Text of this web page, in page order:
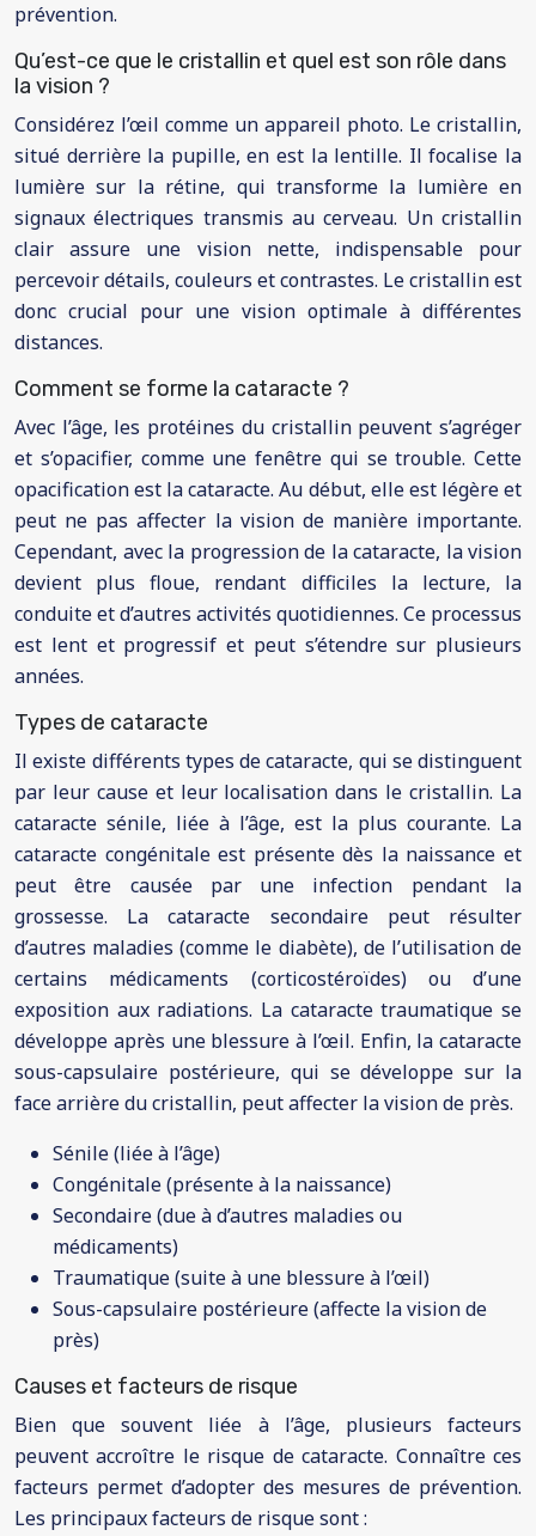
prévention.
Qu’est-ce que le cristallin et quel est son rôle dans
la vision ?
Considérez l’œil comme un appareil photo. Le cristallin,
situé derrière la pupille, en est la lentille. Il focalise la
lumière sur la rétine, qui transforme la lumière en
signaux électriques transmis au cerveau. Un cristallin
clair assure une vision nette, indispensable pour
percevoir détails, couleurs et contrastes. Le cristallin est
donc crucial pour une vision optimale à différentes
distances.
Comment se forme la cataracte ?
Avec l’âge, les protéines du cristallin peuvent s’agréger
et s’opacifier, comme une fenêtre qui se trouble. Cette
opacification est la cataracte. Au début, elle est légère et
peut ne pas affecter la vision de manière importante.
Cependant, avec la progression de la cataracte, la vision
devient plus floue, rendant difficiles la lecture, la
conduite et d’autres activités quotidiennes. Ce processus
est lent et progressif et peut s’étendre sur plusieurs
années.
Types de cataracte
Il existe différents types de cataracte, qui se distinguent
par leur cause et leur localisation dans le cristallin. La
cataracte sénile, liée à l’âge, est la plus courante. La
cataracte congénitale est présente dès la naissance et
peut être causée par une infection pendant la
grossesse. La cataracte secondaire peut résulter
d’autres maladies (comme le diabète), de l’utilisation de
certains médicaments (corticostéroïdes) ou d’une
exposition aux radiations. La cataracte traumatique se
développe après une blessure à l’œil. Enfin, la cataracte
sous-capsulaire postérieure, qui se développe sur la
face arrière du cristallin, peut affecter la vision de près.
Sénile (liée à l’âge)
Congénitale (présente à la naissance)
Secondaire (due à d’autres maladies ou
médicaments)
Traumatique (suite à une blessure à l’œil)
Sous-capsulaire postérieure (affecte la vision de
près)
Causes et facteurs de risque
Bien que souvent liée à l’âge, plusieurs facteurs
peuvent accroître le risque de cataracte. Connaître ces
facteurs permet d’adopter des mesures de prévention.
Les principaux facteurs de risque sont :